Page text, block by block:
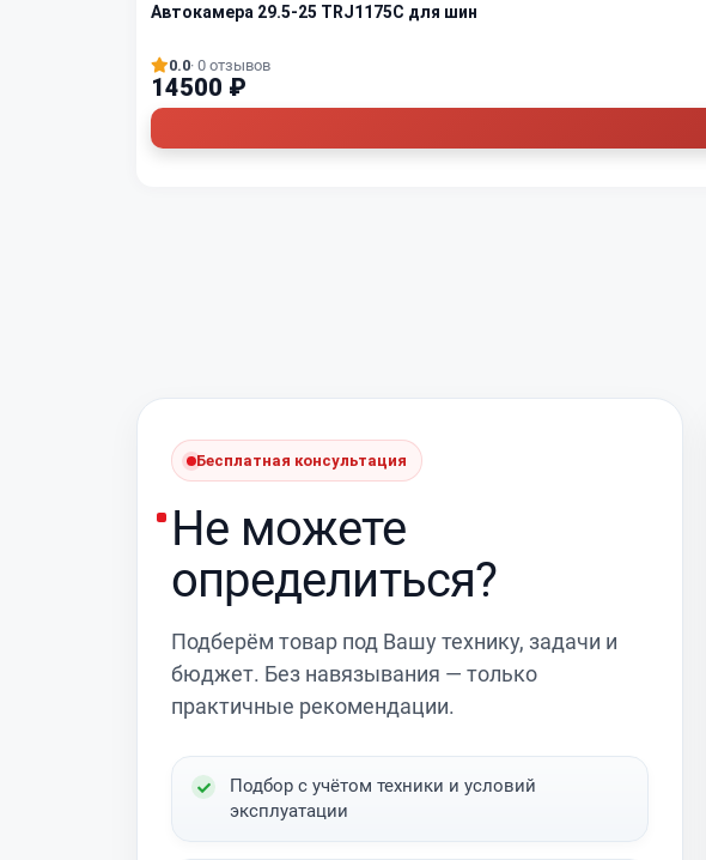
Автокамера 29.5-25 TRJ1175C для шин
0.0· 0 отзывов
14500 ₽
Бесплатная консультация
Не можете
определиться?
Подберём товар под Вашу технику, задачи и
бюджет. Без навязывания — только
практичные рекомендации.
Подбор с учётом техники и условий
эксплуатации